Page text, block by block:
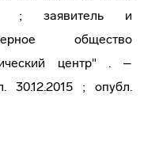
; заявитель и
общество
центр" . –
; опубл.